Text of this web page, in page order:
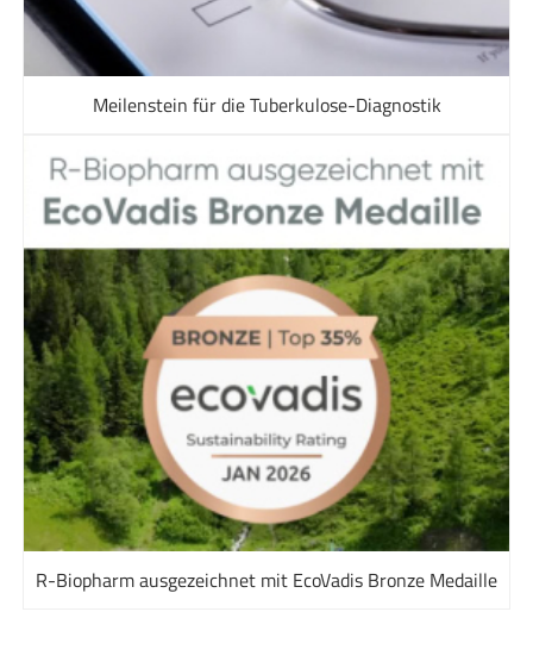
Meilenstein für die Tuberkulose-Diagnostik
R-Biopharm ausgezeichnet mit EcoVadis Bronze Medaille